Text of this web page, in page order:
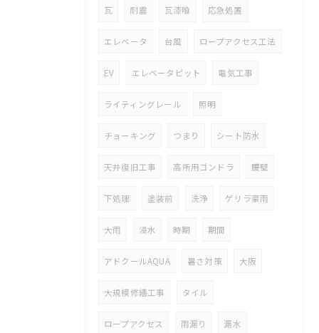
瓦 耐震 瓦漆喰 応急処置
エレベータ 台風 ロープアクセス工法
EV エレベータピット 電気工事
ライティングレール 照明
チョーキング つまり シート防水
天井復旧工事 高所用ゴンドラ 腰壁
下処理 塗装前 洗浄 ゲリラ豪雨
大雨 浸水 時期 期間
アドクールAQUA 暑さ対策 大阪
大規模修繕工事 タイル
ロープアクセス 雨漏り 漏水